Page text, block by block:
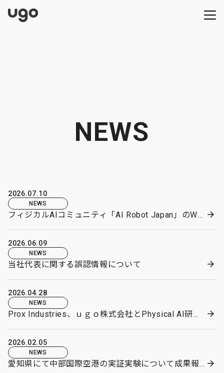
NEWS
2026.07.10
NEWS
フィジカルAIコミュニティ「AI Robot Japan」のWebサイトがリニューアル
2026.06.09
NEWS
当社代表に関する誤認情報について
2026.04.28
NEWS
Prox Industries、ｕｇｏ株式会社とPhysical AI研究開発の取り組みを推進
2026.02.05
NEWS
愛知県にて中部国際空港の実証実験について成果報告会が開催されます